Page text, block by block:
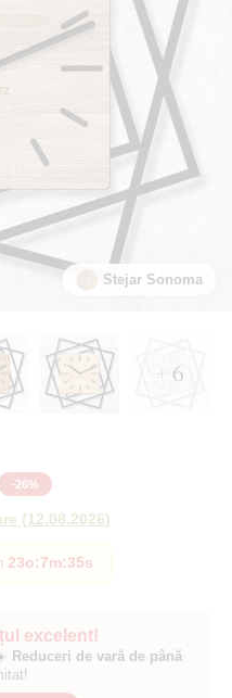
Stejar Sonoma
+ 6
excelent!
Reduceri de vară de până
-26%
(12.08.2026)
23o:7m:34s